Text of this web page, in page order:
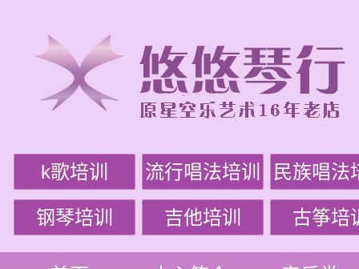
k歌培训 流行唱法培训 民族唱法
钢琴培训 吉他培训 古筝培